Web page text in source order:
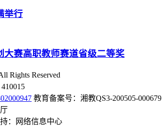
举行
赛高职教师赛道省级二等奖
Rights Reserved
教育备案号：湘教QS3-200505-000679
：网络信息中心